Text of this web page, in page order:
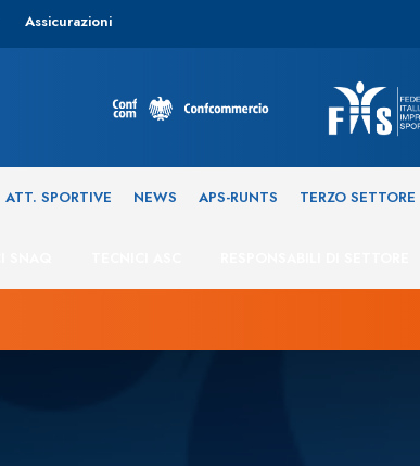
Assicurazioni
ATT. SPORTIVE NEWS APS-RUNTS TERZO SETTORE